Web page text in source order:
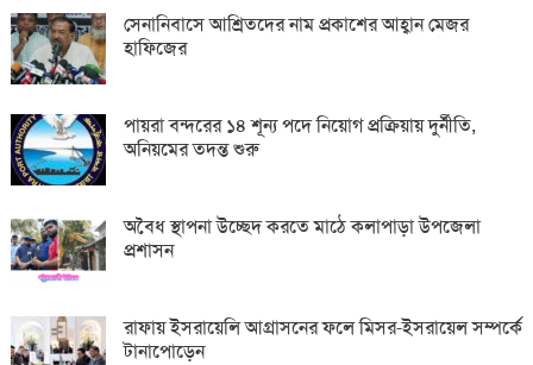
সেনানিবাসে আশ্রিতদের নাম প্রকাশের আহ্বান মেজর
হাফিজের
পায়রা বন্দরের ১৪ শূন্য পদে নিয়োগ প্রক্রিয়ায় দুর্নীতি,
অনিয়মের তদন্ত শুরু
অবৈধ স্থাপনা উচ্ছেদ করতে মাঠে কলাপাড়া উপজেলা
প্রশাসন
রাফায় ইসরায়েলি আগ্রাসনের ফলে মিসর-ইসরায়েল সম্পর্কে
টানাপোড়েন